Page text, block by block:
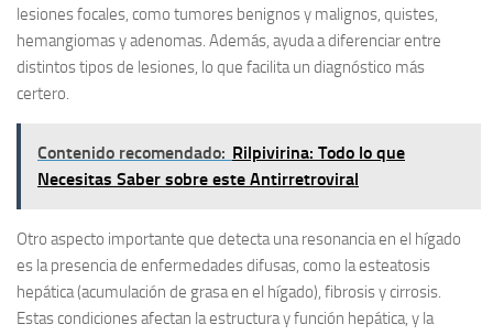
lesiones focales, como tumores benignos y malignos, quistes,
hemangiomas y adenomas. Además, ayuda a diferenciar entre
distintos tipos de lesiones, lo que facilita un diagnóstico más
certero.
Contenido recomendado: Rilpivirina: Todo lo que
Necesitas Saber sobre este Antirretroviral
Otro aspecto importante que detecta una resonancia en el hígado
es la presencia de enfermedades difusas, como la esteatosis
hepática (acumulación de grasa en el hígado), fibrosis y cirrosis.
Estas condiciones afectan la estructura y función hepática, y la